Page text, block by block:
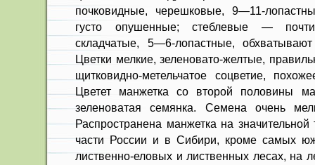
почковидные, черешковые, 9—11-
густо опушенные; стеблевые —
складчатые, 5—6-лопастные,
Цветки мелкие, зеленовато-желтые,
щитковидно-метельчатое соцветие,
Цветет манжетка со второй половины
зеленоватая семянка. Семена очень
Распространена манжетка на значительной
части России и в Сибири, кроме самых
лиственно-еловых и лиственных лесах, на